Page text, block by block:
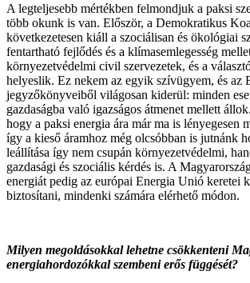
A legteljesebb mértékben felmondjuk a paksi
több okunk is van. Először, a Demokratikus
következetesen kiáll a szociálisan és ökológiai
fentartható fejlődés és a klímasemlegesség
környezetvédelmi civil szervezetek, és a
helyeslik. Ez nekem az egyik szívügyem, és az
jegyzőkönyveiből világosan kiderül: minden
gazdaságba való igazságos átmenet mellett
hogy a paksi energia ára már ma is lényegesen
így a kieső áramhoz még olcsóbban is jutnánk
leállítása így nem csupán környezetvédelmi,
gazdasági és szociális kérdés is. A
energiát pedig az európai Energia Unió keretei
biztosítani, mindenki számára elérhető módon.
Milyen megoldásokkal lehetne csökkenteni
energiahordozókkal szembeni erős függését?